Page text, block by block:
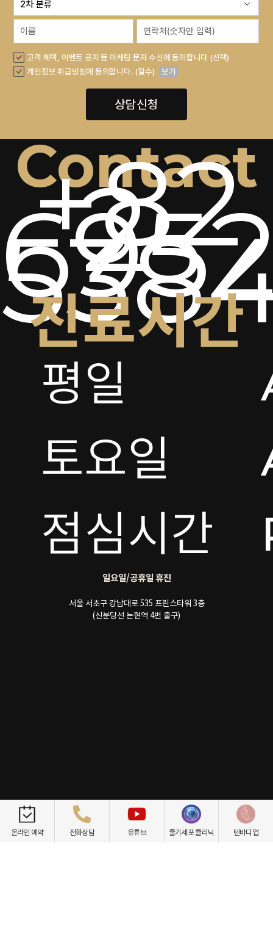
고객 혜택, 이벤트 공지 등 마케팅 문자 수신에 동의합니다 (선택)
개인정보 취급방침에 동의합니다. (필수)
보기
상담신청
Contact
+82
2-
진료시간
평일
토요일
점심시간
일요일/공휴일 휴진
서울 서초구 강남대로 535 프린스타워 3층
(신분당선 논현역 4번 출구)
개인정보취급방침 이용약관 환자권리장전 비급여항목
온라인 예약 전화상담 유튜브 줄기세포 클리닉 텐바디업